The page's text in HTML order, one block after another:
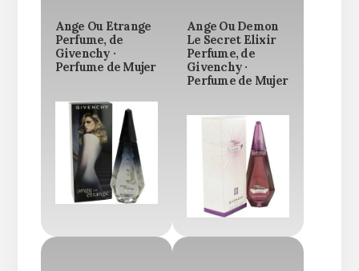
Ange Ou Etrange
Perfume, de
Givenchy ·
Perfume de Mujer
Ange Ou Demon
Le Secret Elixir
Perfume, de
Givenchy ·
Perfume de Mujer